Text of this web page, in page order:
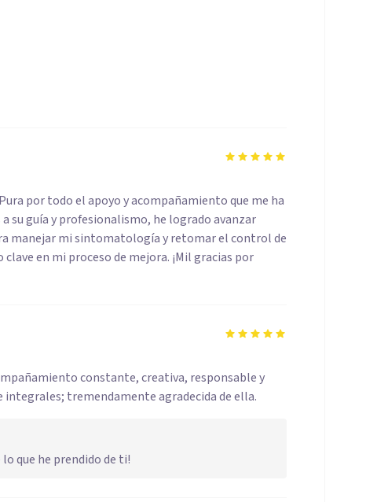
por todo el apoyo y acompañamiento que me ha
su guía y profesionalismo, he logrado avanzar
manejar mi sintomatología y retomar el control de
en mi proceso de mejora. ¡Mil gracias por
constante, creativa, responsable y
integrales; tremendamente agradecida de ella.
que he prendido de ti!